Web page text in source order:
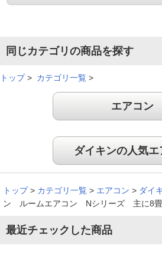
期使用後の清掃の観点からあえて自動
「お客様の声」は実際にご購入されたお客様
同じカテゴリの商品を探す
トップ> カテゴリ一覧 >
エアコン
ダイキンの人気エ
トップ > カテゴリ一覧 > エアコン > ダイ
ン ルームエアコン Nシリーズ 主に8
最近チェックした商品